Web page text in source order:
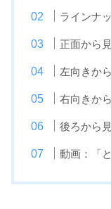
ラインナ
正面から
左向きか
右向きか
後ろから
動画：「